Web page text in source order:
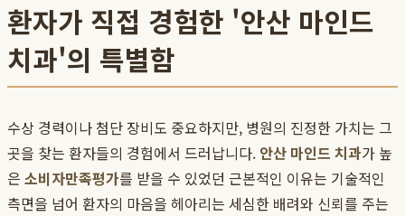
환자가 직접 경험한 '안산 마인드
치과'의 특별함
수상 경력이나 첨단 장비도 중요하지만, 병원의 진정한 가치는 그
곳을 찾는 환자들의 경험에서 드러납니다. 안산 마인드 치과가 높
은 소비자만족평가를 받을 수 있었던 근본적인 이유는 기술적인
측면을 넘어 환자의 마음을 헤아리는 세심한 배려와 신뢰를 주는